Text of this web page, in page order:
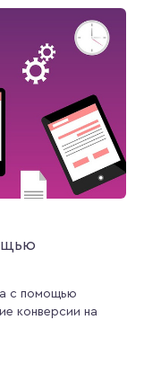
с помощью
конверсии на